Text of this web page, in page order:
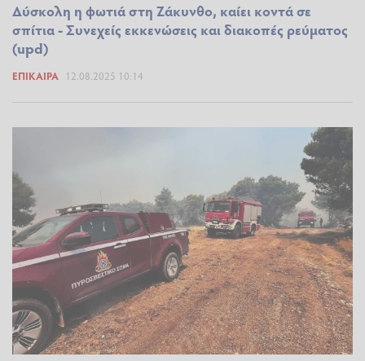
Δύσκολη η φωτιά στη Ζάκυνθο, καίει κοντά σε
σπίτια - Συνεχείς εκκενώσεις και διακοπές ρεύματος
(upd)
ΕΠΊΚΑΙΡΑ 12.08.2025 10:14